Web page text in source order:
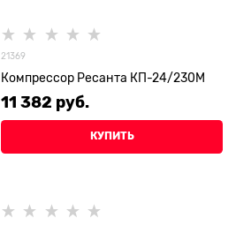
21369
Компрессор Ресанта КП-24/230М
11 382 руб.
КУПИТЬ